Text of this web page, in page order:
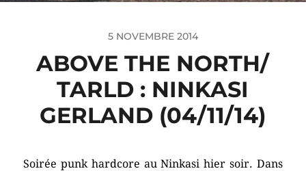
5 NOVEMBRE 2014
ABOVE THE NORTH/
TARLD : NINKASI
GERLAND (04/11/14)
Soirée punk hardcore au Ninkasi hier soir. Dans